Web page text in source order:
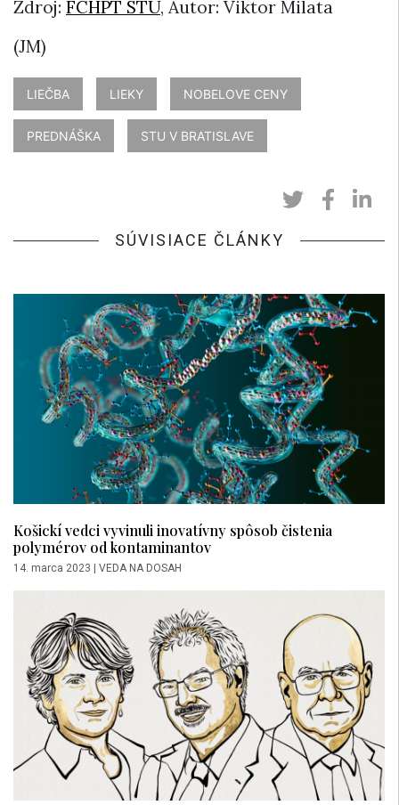
Zdroj: FCHPT STU, Autor: Viktor Milata
(JM)
LIEČBA LIEKY NOBELOVE CENY
PREDNÁŠKA STU V BRATISLAVE
SÚVISIACE ČLÁNKY
Košickí vedci vyvinuli inovatívny spôsob čistenia
polymérov od kontaminantov
14. marca 2023 VEDA NA DOSAH